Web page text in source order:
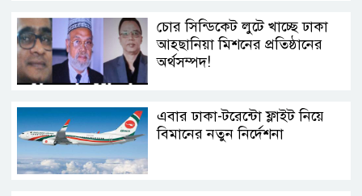
চোর সিন্ডিকেট লুটে খাচ্ছে ঢাকা
আহ্ছানিয়া মিশনের প্রতিষ্ঠানের
অর্থসম্পদ!
এবার ঢাকা-টরেন্টো ফ্লাইট নিয়ে
বিমানের নতুন নির্দেশনা